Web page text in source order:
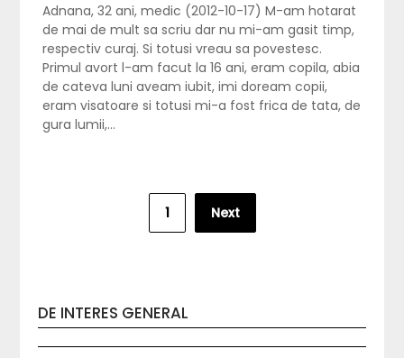
Adnana, 32 ani, medic (2012-10-17) M-am hotarat
de mai de mult sa scriu dar nu mi-am gasit timp,
respectiv curaj. Si totusi vreau sa povestesc.
Primul avort l-am facut la 16 ani, eram copila, abia
de cateva luni aveam iubit, imi doream copii,
eram visatoare si totusi mi-a fost frica de tata, de
gura lumii,…
1 Next
DE INTERES GENERAL